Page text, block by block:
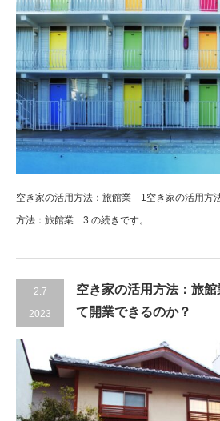
空き家の活用方法：旅館業 1空き家の活用方
方法：旅館業 3 の続きです。
2.7
2023
空き家の活用方法：旅
て開業できるのか？